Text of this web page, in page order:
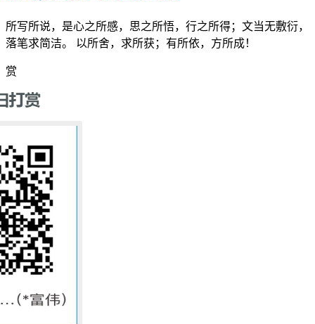
所写所说，是心之所感，思之所悟，行之所得；文当无敷衍，
落笔求简洁。 以所舍，求所获；有所依，方所成！
赏